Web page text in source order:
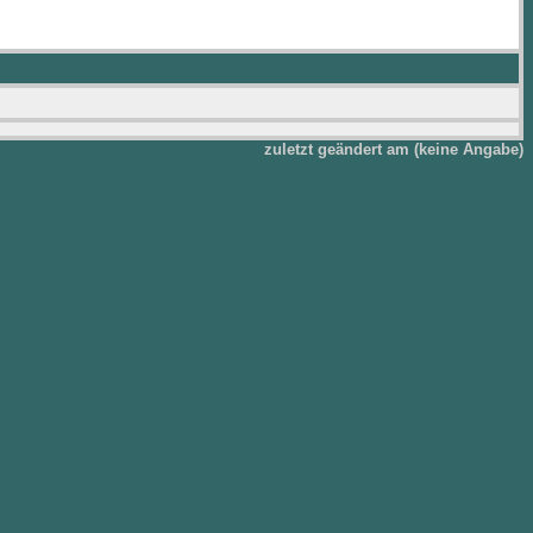
zuletzt geändert am (keine Angabe)